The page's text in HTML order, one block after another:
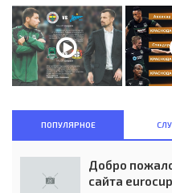
ПОПУЛЯРНОЕ
Добро
сайта